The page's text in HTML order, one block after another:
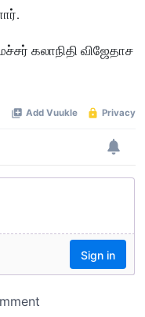
கலாநிதி விஜேதாச